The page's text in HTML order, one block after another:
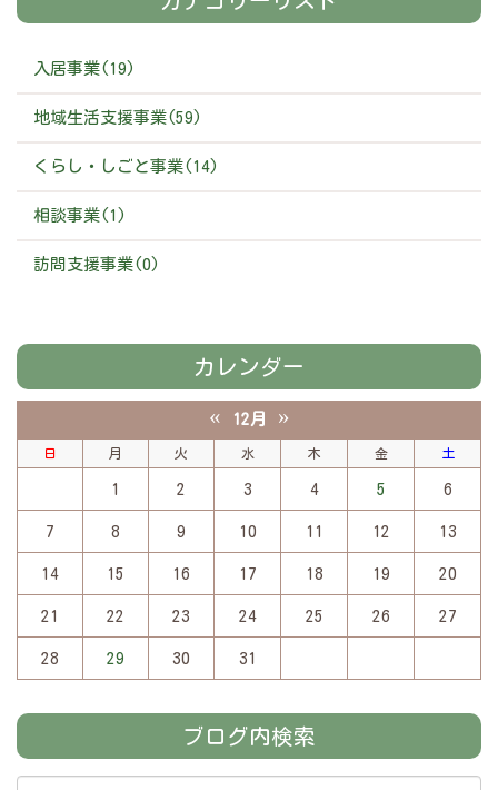
入居事業(19)
地域生活支援事業(59)
くらし・しごと事業(14)
相談事業(1)
訪問支援事業(0)
カレンダー
« 12月 »
日 月 火 水 木 金 土
1 2 3 4 5 6
7 8 9 10 11 12 13
14 15 16 17 18 19 20
21 22 23 24 25 26 27
28 29 30 31
ブログ内検索